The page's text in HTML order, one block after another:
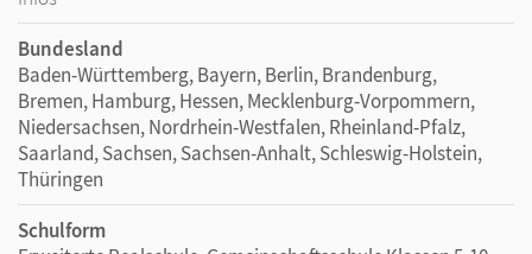
Bundesland
Baden-Württemberg, Bayern, Berlin, Brandenburg,
Bremen, Hamburg, Hessen, Mecklenburg-Vorpommern,
Niedersachsen, Nordrhein-Westfalen, Rheinland-Pfalz,
Saarland, Sachsen, Sachsen-Anhalt, Schleswig-Holstein,
Thüringen
Schulform